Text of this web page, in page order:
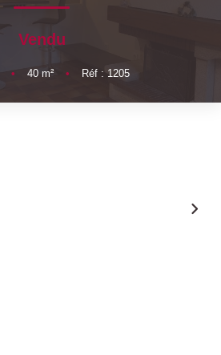
FAIRE GÉRER
Vendu
• 40 m² • Réf : 1205